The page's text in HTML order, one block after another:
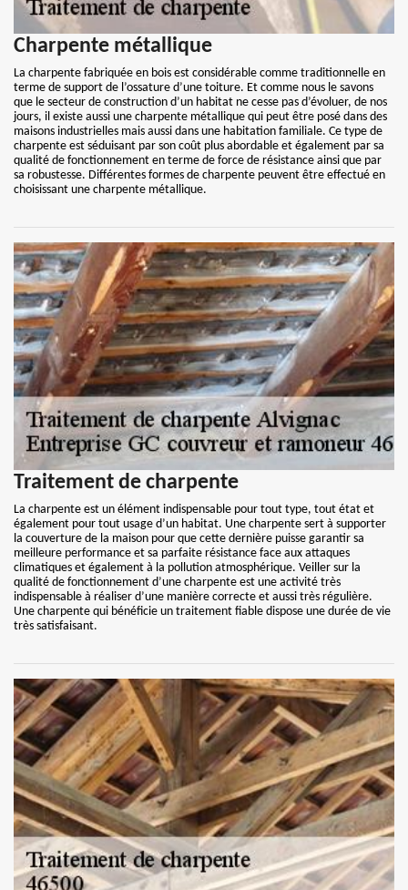
Charpente métallique
La charpente fabriquée en bois est considérable comme traditionnelle en
terme de support de l’ossature d’une toiture. Et comme nous le savons
que le secteur de construction d’un habitat ne cesse pas d’évoluer, de nos
jours, il existe aussi une charpente métallique qui peut être posé dans des
maisons industrielles mais aussi dans une habitation familiale. Ce type de
charpente est séduisant par son coût plus abordable et également par sa
qualité de fonctionnement en terme de force de résistance ainsi que par
sa robustesse. Différentes formes de charpente peuvent être effectué en
choisissant une charpente métallique.
Traitement de charpente
La charpente est un élément indispensable pour tout type, tout état et
également pour tout usage d’un habitat. Une charpente sert à supporter
la couverture de la maison pour que cette dernière puisse garantir sa
meilleure performance et sa parfaite résistance face aux attaques
climatiques et également à la pollution atmosphérique. Veiller sur la
qualité de fonctionnement d’une charpente est une activité très
indispensable à réaliser d’une manière correcte et aussi très régulière.
Une charpente qui bénéficie un traitement fiable dispose une durée de vie
très satisfaisant.